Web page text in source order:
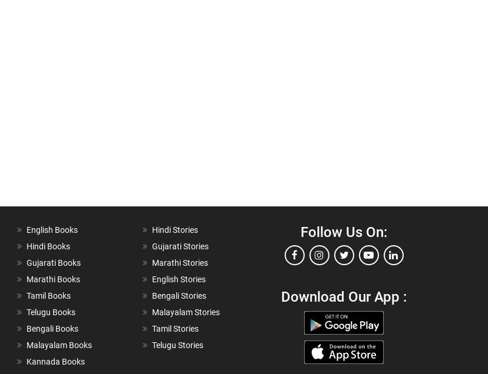
English Books
Hindi Books
Gujarati Books
Marathi Books
Tamil Books
Telugu Books
Bengali Books
Malayalam Books
Kannada Books
Hindi Stories
Gujarati Stories
Marathi Stories
English Stories
Bengali Stories
Malayalam Stories
Tamil Stories
Telugu Stories
Follow Us On:
Download Our App :